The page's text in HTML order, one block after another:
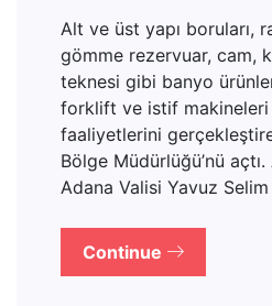
Alt ve üst yapı boruları,
gömme rezervuar, cam,
teknesi gibi banyo
forklift ve istif makineleri
faaliyetlerini
Bölge Müdürlüğü’nü açtı.
Adana Valisi Yavuz
Continue